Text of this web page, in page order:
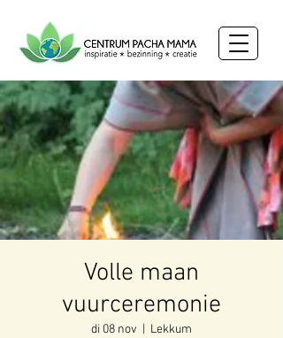
Volle maan
vuurceremonie
di 08 nov Lekkum